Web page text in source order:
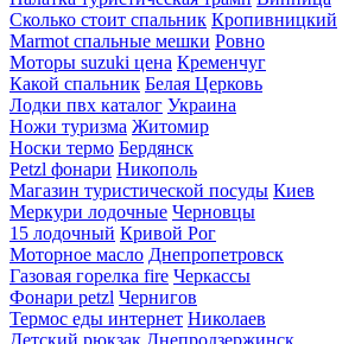
Сколько стоит спальник Кропивницкий
Marmot спальные мешки Ровно
Моторы suzuki цена Кременчуг
Какой спальник Белая Церковь
Лодки пвх каталог Украина
Ножи туризма Житомир
Носки термо Бердянск
Petzl фонари Никополь
Магазин туристической посуды Киев
Меркури лодочные Черновцы
15 лодочный Кривой Рог
Моторное масло Днепропетровск
Газовая горелка fire Черкассы
Фонари petzl Чернигов
Термос еды интернет Николаев
Детский рюкзак Днепродзержинск